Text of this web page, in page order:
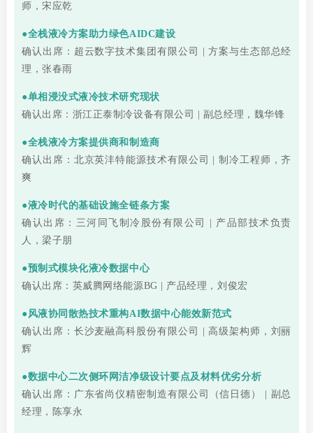
师，宋应乾
●全栈液冷方案助力绿色AIDC建设
确认出席：超云数字技术集团有限公司 | 方案与生态部总经
理，张春雨
●单相浸没式液冷技术研究现状
确认出席：浙江正泰制冷设备有限公司 | 副总经理，魏华锋
●全栈液冷方案提供商和制造商
确认出席：北京英沣特能源技术有限公司 | 制冷工程师，齐
爽
●液冷时代的基础设施全链条方案
确认出席：三河同飞制冷股份有限公司 | 产品部技术负责
人，梁子朋
●预制式模块化液冷数据中心
确认出席：英威腾网络能源BG | 产品经理，刘俊宏
●风液协同散热技术重构AI数据中心能效新范式
确认出席：长沙麦融高科股份有限公司 | 高级架构师，刘丽
辉
●数据中心二次侧环网洁净级设计要点及材料优劣分析
确认出席：广东省尚仪精密制造有限公司（信日德） | 副总
经理，陈享永